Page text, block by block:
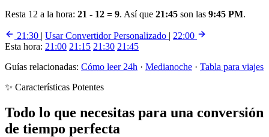
Resta 12 a la hora: 21 - 12 = 9. Así que 21:45 son las 9:45 PM.
21:30 | Usar Convertidor Personalizado | 22:00
Esta hora: 21:00 21:15 21:30 21:45
Guías relacionadas: Cómo leer 24h · Medianoche · Tabla para viajes
✨ Características Potentes
Todo lo que necesitas para una conversión
de tiempo perfecta